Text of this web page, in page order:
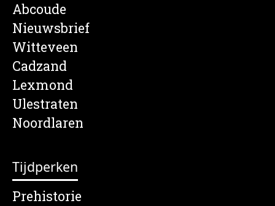
Abcoude
Nieuwsbrief
Witteveen
Cadzand
Lexmond
Ulestraten
Noordlaren
Tijdperken
Prehistorie